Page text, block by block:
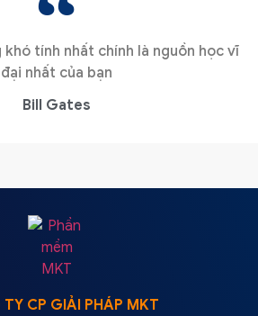
khó tính nhất chính là nguồn học vĩ
đại nhất của bạn
Bill Gates
CP GIẢI PHÁP MKT